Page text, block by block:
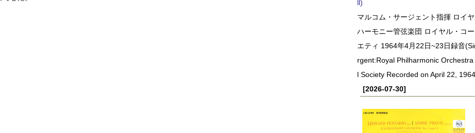
ll)
マルコム・サージェント指揮 ロイ
ハーモニー管弦楽団 ロイヤル・コ
エティ 1964年4月22日~23日録音
rgent:Royal Philharmonic
l Society Recorded on April 22,
[2026-07-30]